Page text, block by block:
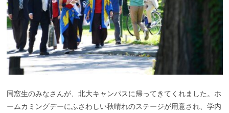
同窓生のみなさんが、北大キャンパスに帰ってきてくれました。ホ
ームカミングデーにふさわしい秋晴れのステージが用意され、学内